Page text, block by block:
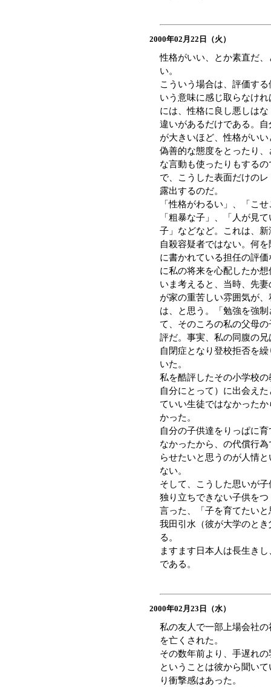
2000年02月22日（火）
性格がいい、とか素直だ
い。
こういう場合は、評価す
いう意味に感じ取らなけ
には、性格に良し悪しは
違いがあるだけである。
が大きいほど、性格がい
偽善的な態度をとったり
な言動も使ったりもする
で、こうした表面だけの
露出するのだ。
「性格がわるい」、「こ
「粗暴な子」、「人が見
子」などなど。これは、
自殺容疑者ではない。何
に書かれている担任の評
に私の将来を心配したか
いま考えると、当時、先
が家の重苦しい雰囲気が
は、と思う。「勉強を強
て、そのころの私の父母
評だ。事実、私の同腹の
自閉症となり登校拒否を
いた。
私を酷評したその小学校
自分にとって）に出会え
ていい生徒ではなかった
かった。
自分の子供達をりっぱに
なかったから、の代償行
らせたいと思うのが人情
ない。
そして、こうした思いが
独り立ちできない子供を
言った、「子を育てたい
我田引水（彼が大学のと
る。
ますます日本人は長生き
である。
2000年02月23日（水）
私の友人で一部上場会社
を亡くされた。
その数年前より、手遅れ
ということは彼から聞い
り衝撃感はあった。